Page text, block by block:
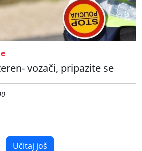
vozači, pripazite se
Učitaj još